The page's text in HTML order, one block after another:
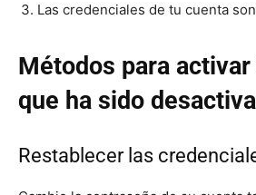
Las credenciales de tu cuenta
Métodos para
que ha sido
Restablecer las